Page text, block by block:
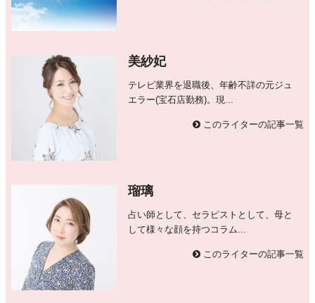
美紗妃
テレビ業界を退職後、年齢不詳の元ジュ
エラー(宝石店勤務)。現...
このライターの記事一覧
瑠璃
占い師として、セラピストとして、母と
して様々な顔を持つコラム...
このライターの記事一覧